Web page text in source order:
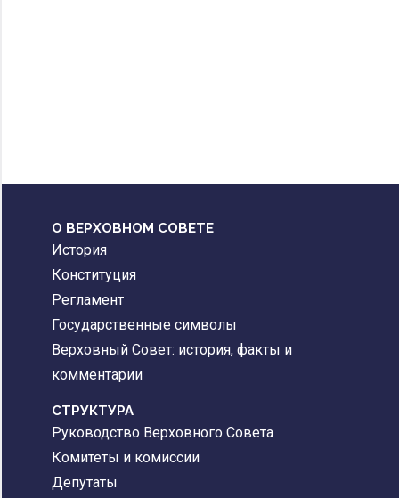
О ВЕРХОВНОМ СОВЕТЕ
История
Конституция
Регламент
Государственные символы
Верховный Совет: история, факты и
комментарии
CТРУКТУРА
Руководство Верховного Совета
Комитеты и комиссии
Депутаты